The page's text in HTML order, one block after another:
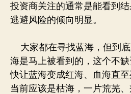
投资商关注的通常是能看到
逃避风险的倾向明显。
大家都在寻找蓝海，但到
海是马上被看到的，这个不
快让蓝海变成红海、血海直至
当前应该是枯海，一片荒芜